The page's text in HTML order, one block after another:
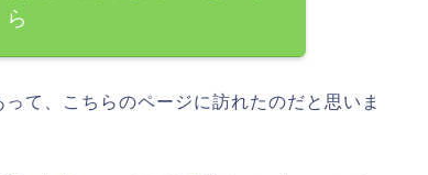
ら
て、こちらのページに訪れたのだと思いま